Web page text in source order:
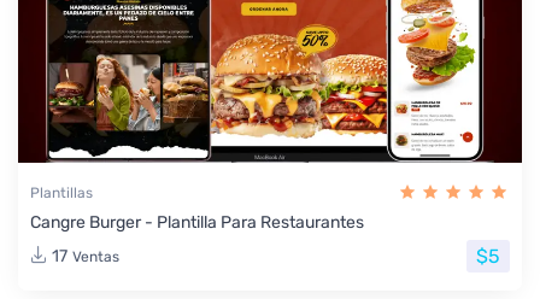
Plantillas
Cangre Burger - Plantilla Para Restaurantes
17 Ventas $5